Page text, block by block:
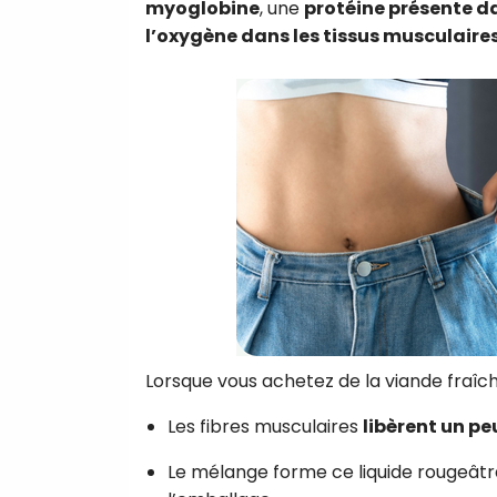
myoglobine, une protéine présente
l’oxygène dans les tissus
Lorsque vous achetez de la viande
Les fibres musculaires libèrent un
Le mélange forme ce liquide